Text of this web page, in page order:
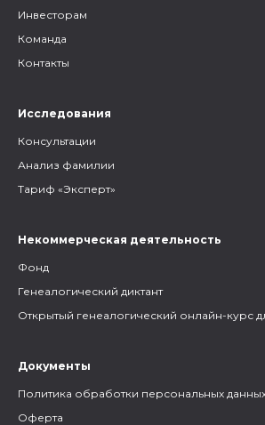
Инвесторам
Команда
Контакты
Исследования
Консультации
Анализ фамилии
Тариф «Эксперт»
Некоммерческая деятельность
Фонд
Генеалогический диктант
Открытый генеалогический онлайн-курс
Документы
Политика обработки персональных
Оферта